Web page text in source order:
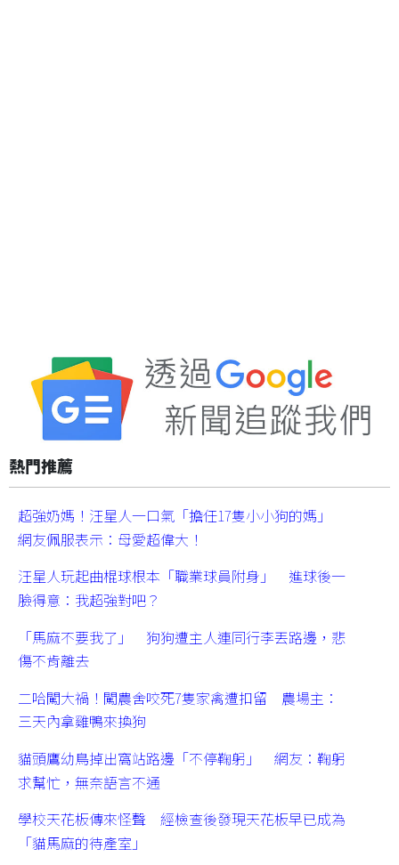
熱門推薦
超強奶媽！汪星人一口氣「擔任17隻小小狗的媽」
網友佩服表示：母愛超偉大！
汪星人玩起曲棍球根本「職業球員附身」 進球後一
臉得意：我超強對吧？
「馬麻不要我了」 狗狗遭主人連同行李丟路邊，悲
傷不肯離去
二哈闖大禍！闖農舍咬死7隻家禽遭扣留 農場主：
三天內拿雞鴨來換狗
貓頭鷹幼鳥掉出窩站路邊「不停鞠躬」 網友：鞠躬
求幫忙，無奈語言不通
學校天花板傳來怪聲 經檢查後發現天花板早已成為
「貓馬麻的待產室」